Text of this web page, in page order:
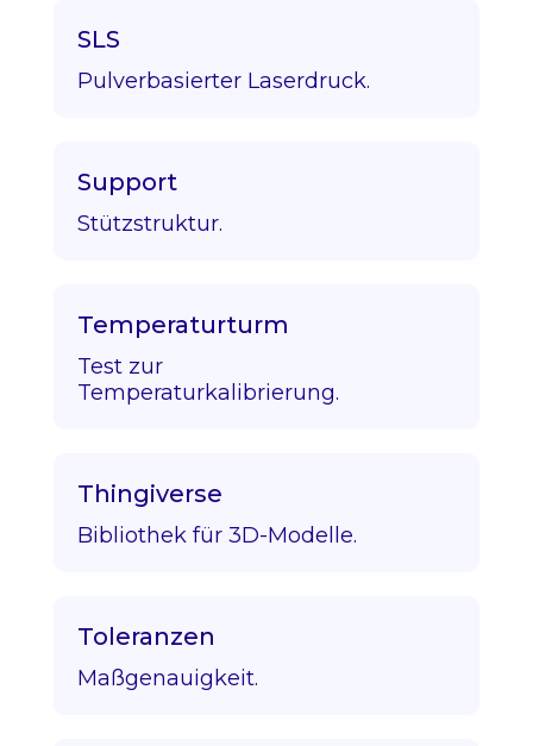
SLS
Pulverbasierter Laserdruck.
Support
Stützstruktur.
Temperaturturm
Test zur
Temperaturkalibrierung.
Thingiverse
Bibliothek für 3D-Modelle.
Toleranzen
Maßgenauigkeit.